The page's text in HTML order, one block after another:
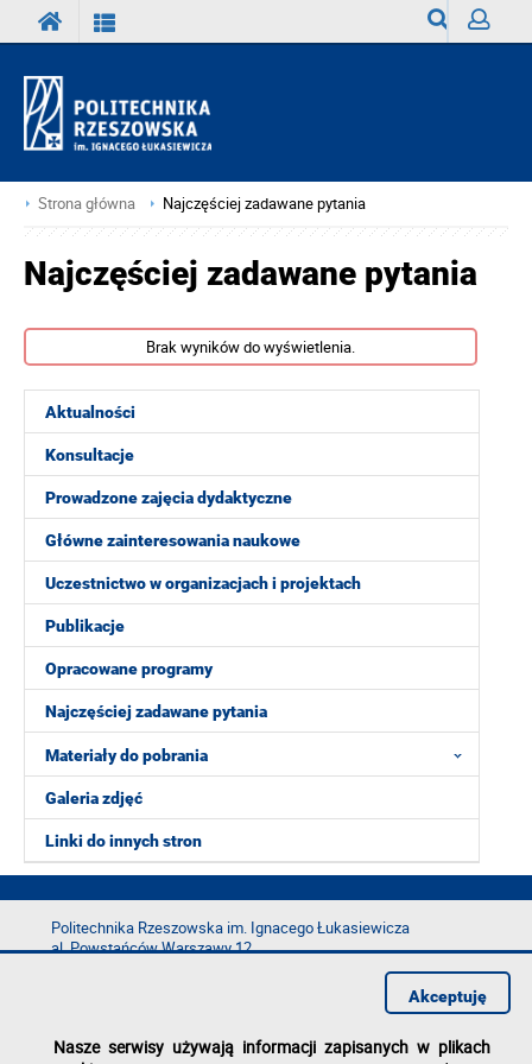
Strona główna Najczęściej zadawane pytania
Aktualności
Konsultacje
Prowadzone zajęcia dydaktyczne
Główne zainteresowania naukowe
Uczestnictwo w organizacjach i projektach
Publikacje
Opracowane programy
Najczęściej zadawane pytania
Materiały do pobrania
Galeria zdjęć
Linki do innych stron
Najczęściej zadawane pytania
Brak wyników do wyświetlenia.
Politechnika Rzeszowska im. Ignacego Łukasiewicza
al. Powstańców Warszawy 12
e-mail:kancelaria@prz.edu.pl
Nasze serwisy używają informacji zapisanych w plikach
Akceptuję